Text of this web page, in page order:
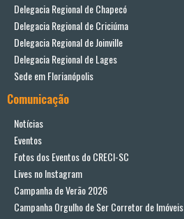
Delegacia Regional de Chapecó
Delegacia Regional de Criciúma
Delegacia Regional de Joinville
Delegacia Regional de Lages
Sede em Florianópolis
Comunicação
Notícias
Eventos
Fotos dos Eventos do CRECI-SC
Lives no Instagram
Campanha de Verão 2026
Campanha Orgulho de Ser Corretor de Imóveis